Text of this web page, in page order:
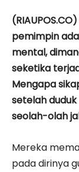
pemimpin
mental,
seketika
Mengapa
setelah
seolah-olah
Mereka
pada dirinya